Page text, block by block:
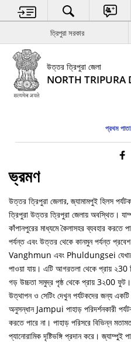
ত্রিপুরা সরকার
উত্তর ত্রিপুরা জেলা
NORTH TRIPURA
প্রথম পাতা
ভ্রমণ
উত্তর ত্রিপুরা জেলার, জ্যামামপুই হিলস
ত্রিপুরা উত্তর ত্রিপুরা জেলায় অবস্থিত।
কাঁপানপুরের মাধ্যমে কৈলাসহর ব্যবহার করতে
পর্যন্ত এবং উত্তর থেকে কানমুন পর্যন্ত
Vanghmun এবং Phuldungsei যেখানে
পাওয়া যায়। এটি আগরতলা থেকে প্রায় ২30
গড় উচ্চতা সমুদ্র পৃষ্ঠ থেকে প্রায় 3২00 ফুট।
উত্থাপন ও সেটিং দেখুন পর্যটকদের জন্য
অনুসন্ধান Jampui পাহাড় পরিদর্শনকারী
করতে পারে না। পাহাড় পরিসরে বিভিন্ন
প্যানোরামিক দৃষ্টিভঙ্গি প্রদান করে। জ্যাম্পুই